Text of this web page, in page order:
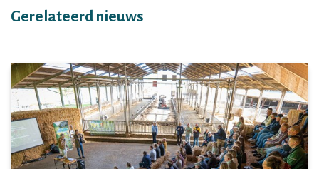
Gerelateerd nieuws